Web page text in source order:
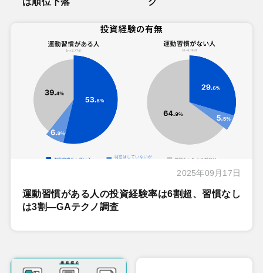
2025年09月17日
運動習慣がある人の投資経験率は6割超、習慣なし
は3割―GAテクノ調査